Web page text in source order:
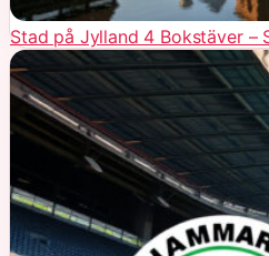
Stad på Jylland 4 Bokstäver –